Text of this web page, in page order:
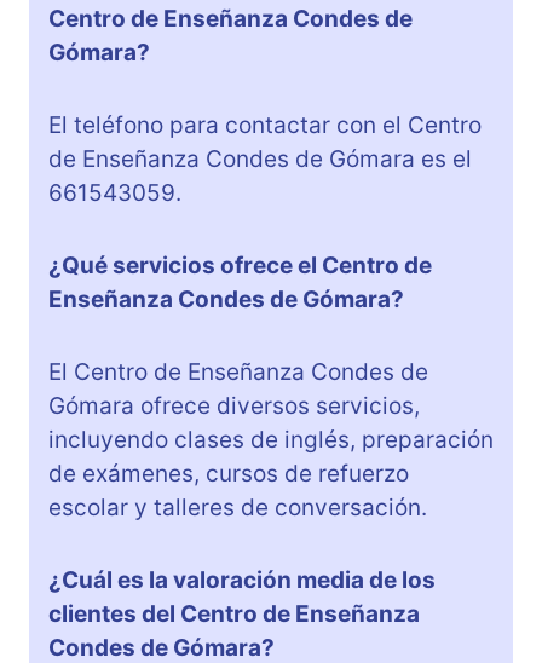
Centro de Enseñanza Condes de
Gómara?
El teléfono para contactar con el Centro
de Enseñanza Condes de Gómara es el
661543059.
¿Qué servicios ofrece el Centro de
Enseñanza Condes de Gómara?
El Centro de Enseñanza Condes de
Gómara ofrece diversos servicios,
incluyendo clases de inglés, preparación
de exámenes, cursos de refuerzo
escolar y talleres de conversación.
¿Cuál es la valoración media de los
clientes del Centro de Enseñanza
Condes de Gómara?